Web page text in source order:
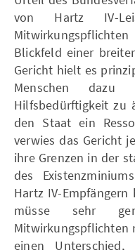
von Hartz IV-
Blickfeld einer
Gericht hielt es
Menschen
Hilfsbedürftigkeit zu
den Staat ein
verwies das Gericht
ihre Grenzen in der
des
Hartz IV-
müsse sehr
Mitwirkungspflichten
einen